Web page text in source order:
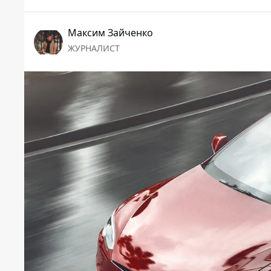
Максим Зайченко
ЖУРНАЛИСТ